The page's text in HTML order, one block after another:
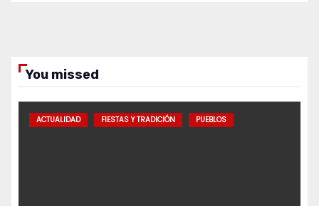
You missed
ACTUALIDAD FIESTAS Y TRADICIÓN PUEBLOS